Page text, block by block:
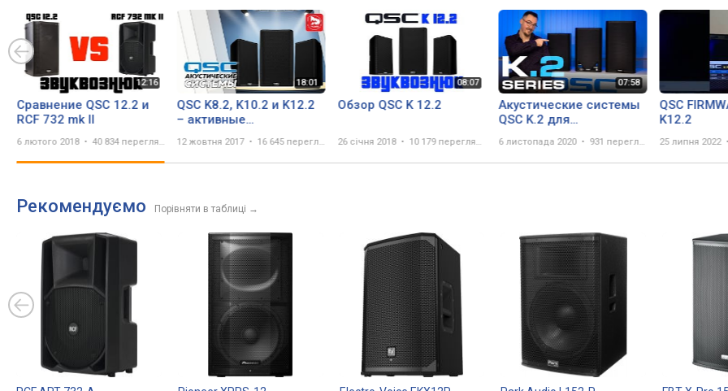
Сравнение QSC 12.2 и
RCF 732 mk II
6 лютого 2018 40 834 перегляда
QSC K8.2, K10.2 и K12.2
– активные
новой линейки K.2
Series
12 жовтня 2017 16 645 переглядів
Обзор QSC K 12.2
26 січня 2018 10 179 переглядів
Акустические системы
QSC K.2 для
6 листопада 2020 931 перегляд
QSC
K12.2
25 липня 2022
Рекомендуємо Порівняти в таблиці →